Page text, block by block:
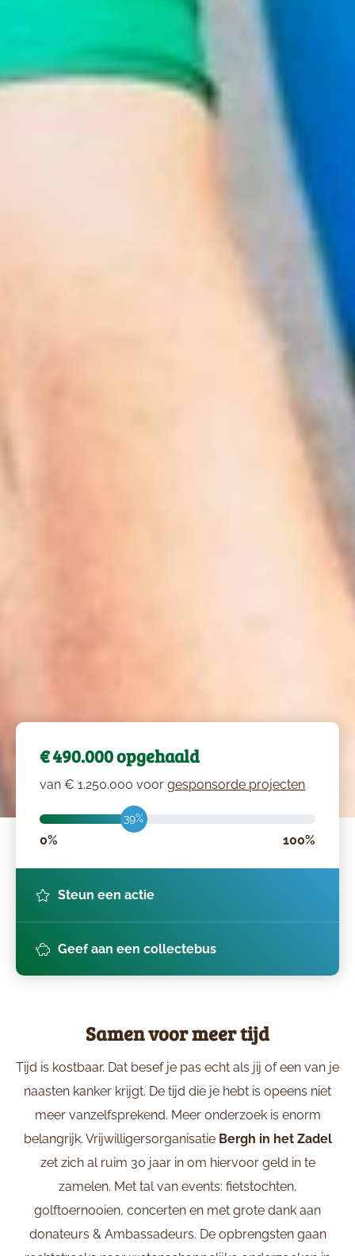
€ 490.000 opgehaald
van € 1.250.000 voor gesponsorde projecten
39%
0% 100%
Steun een actie
Geef aan een collectebus
Samen voor meer tijd
Tijd is kostbaar. Dat besef je pas echt als jij of een van je
naasten kanker krijgt. De tijd die je hebt is opeens niet
meer vanzelfsprekend. Meer onderzoek is enorm
belangrijk. Vrijwilligersorganisatie Bergh in het Zadel
zet zich al ruim 30 jaar in om hiervoor geld in te
zamelen. Met tal van events: fietstochten,
golftoernooien, concerten en met grote dank aan
donateurs & Ambassadeurs. De opbrengsten gaan